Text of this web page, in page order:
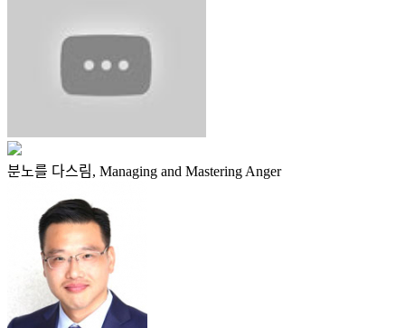
분노를 다스림, Managing and Mastering Anger